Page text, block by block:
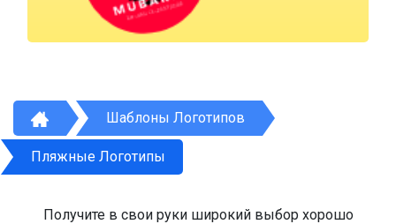
Шаблоны Логотипов
Пляжные Логотипы
Получите в свои руки широкий выбор хорошо